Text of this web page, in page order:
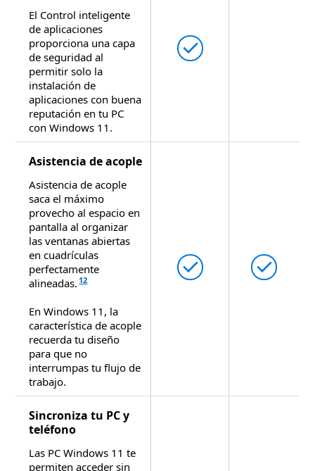
El Control inteligente
de aplicaciones
proporciona una capa
de seguridad al
permitir solo la
instalación de
aplicaciones con buena
reputación en tu PC
con Windows 11.
Disponible
Asistencia de acople
Asistencia de acople
saca el máximo
provecho al espacio en
pantalla al organizar
las ventanas abiertas
en cuadrículas
perfectamente
alineadas. 12
En Windows 11, la
característica de acople
recuerda tu diseño
para que no
interrumpas tu flujo de
trabajo.
Disponible

Sincroniza tu PC y
teléfono
Las PC Windows 11 te
permiten acceder sin